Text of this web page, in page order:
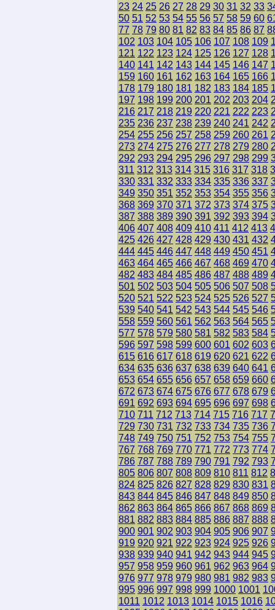
23 24 25 26 27 28 29 30 31 32 33
50 51 52 53 54 55 56 57 58 59 60
77 78 79 80 81 82 83 84 85 86 87
102 103 104 105 106 107 108 109
121 122 123 124 125 126 127 128
140 141 142 143 144 145 146 147
159 160 161 162 163 164 165 166
178 179 180 181 182 183 184 185
197 198 199 200 201 202 203 204
216 217 218 219 220 221 222 223
235 236 237 238 239 240 241 242
254 255 256 257 258 259 260 261
273 274 275 276 277 278 279 280
292 293 294 295 296 297 298 299
311 312 313 314 315 316 317 318
330 331 332 333 334 335 336 337
349 350 351 352 353 354 355 356
368 369 370 371 372 373 374 375
387 388 389 390 391 392 393 394
406 407 408 409 410 411 412 413
425 426 427 428 429 430 431 432
444 445 446 447 448 449 450 451
463 464 465 466 467 468 469 470
482 483 484 485 486 487 488 489
501 502 503 504 505 506 507 508
520 521 522 523 524 525 526 527
539 540 541 542 543 544 545 546
558 559 560 561 562 563 564 565
577 578 579 580 581 582 583 584
596 597 598 599 600 601 602 603
615 616 617 618 619 620 621 622
634 635 636 637 638 639 640 641
653 654 655 656 657 658 659 660
672 673 674 675 676 677 678 679
691 692 693 694 695 696 697 698
710 711 712 713 714 715 716 717
729 730 731 732 733 734 735 736
748 749 750 751 752 753 754 755
767 768 769 770 771 772 773 774
786 787 788 789 790 791 792 793
805 806 807 808 809 810 811 812
824 825 826 827 828 829 830 831
843 844 845 846 847 848 849 850
862 863 864 865 866 867 868 869
881 882 883 884 885 886 887 888
900 901 902 903 904 905 906 907
919 920 921 922 923 924 925 926
938 939 940 941 942 943 944 945
957 958 959 960 961 962 963 964
976 977 978 979 980 981 982 983
995 996 997 998 999 1000 1001
1011 1012 1013 1014 1015 1016